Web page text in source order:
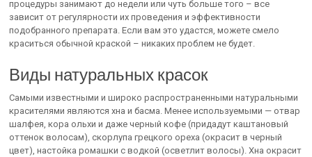
процедуры занимают до недели или чуть больше того – все
зависит от регулярности их проведения и эффективности
подобранного препарата. Если вам это удастся, можете смело
краситься обычной краской – никаких проблем не будет.
Виды натуральных красок
Самыми известными и широко распространенными натуральными
красителями являются хна и басма. Менее используемыми — отвар
шалфея, кора ольхи и даже черный кофе (придадут каштановый
оттенок волосам), скорлупа грецкого ореха (окрасит в черный
цвет), настойка ромашки с водкой (осветлит волосы). Хна окрасит